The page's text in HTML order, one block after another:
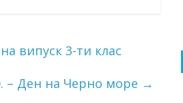
випуск 3-ти клас
– Ден на Черно море →